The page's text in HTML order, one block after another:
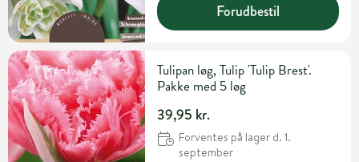
Forudbestil
Tulipan løg, Tulip 'Tulip Brest'.
Pakke med 5 løg
39,95 kr.
Forventes på lager d. 1.
september